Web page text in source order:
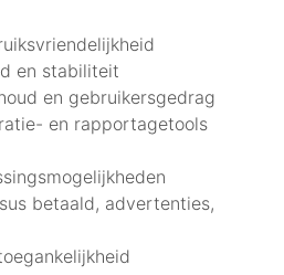
en stabiliteit
en gebruikersgedrag
en rapportagetools
betaald, advertenties,